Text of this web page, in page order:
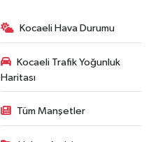
Kocaeli Hava Durumu
Kocaeli Trafik Yoğunluk
Haritası
Tüm Manşetler